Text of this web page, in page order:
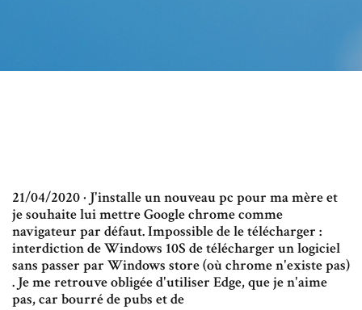
21/04/2020 · J'installe un nouveau pc pour ma mère et
je souhaite lui mettre Google chrome comme
navigateur par défaut. Impossible de le télécharger :
interdiction de Windows 10S de télécharger un logiciel
sans passer par Windows store (où chrome n'existe pas)
. Je me retrouve obligée d'utiliser Edge, que je n'aime
pas, car bourré de pubs et de